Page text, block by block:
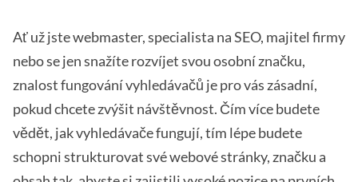
Ať už jste webmaster, specialista na SEO, majitel firmy
nebo se jen snažíte rozvíjet svou osobní značku,
znalost fungování vyhledávačů je pro vás zásadní,
pokud chcete zvýšit návštěvnost. Čím více budete
vědět, jak vyhledávače fungují, tím lépe budete
schopni strukturovat své webové stránky, značku a